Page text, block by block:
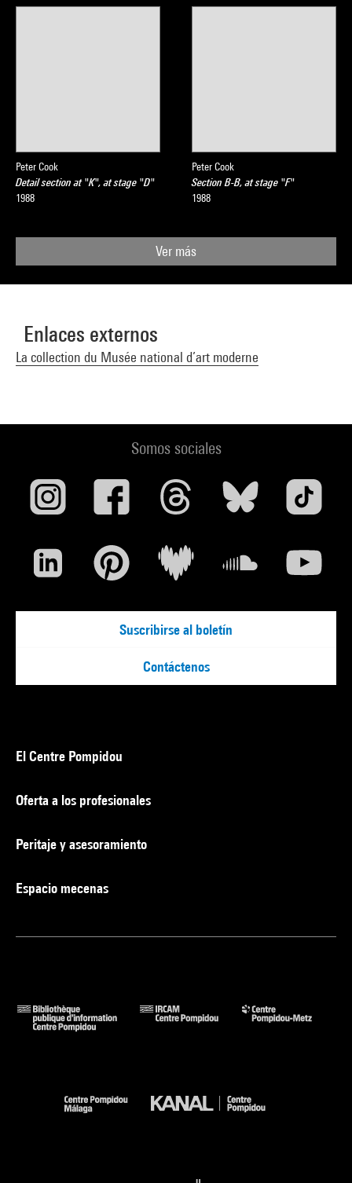
Peter Cook
Detail section at "K", at stage "D"
1988
Peter Cook
Section B-B, at stage "F"
1988
Ver más
Enlaces externos
La collection du Musée national d’art moderne
Somos sociales
Suscribirse al boletín
Contáctenos
El Centre Pompidou
Oferta a los profesionales
Peritaje y asesoramiento
Espacio mecenas